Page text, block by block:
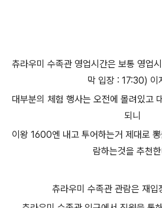
츄라우미 수족관 영업시간은 보통 영업
막 입장 : 17:30) 이
대부분의 체험 행사는 오전에 몰려있고
되니
이왕 1600엔 내고 투어하는거 제대로
람하는것을 추천
츄라우미 수족관 관람은 재입